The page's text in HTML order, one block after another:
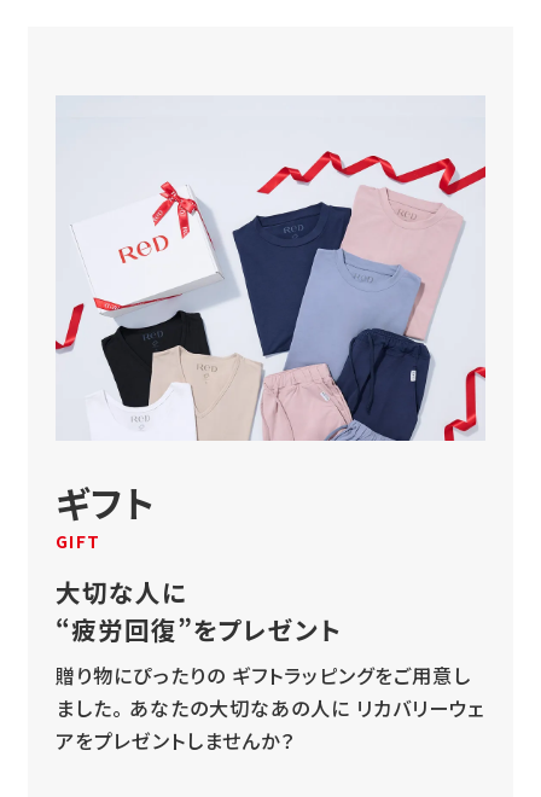
ギフト
GIFT
大切な人に
“疲労回復”をプレゼント
贈り物にぴったりの ギフトラッピングをご用意し
ました。 あなたの大切なあの人に リカバリーウェ
アをプレゼントしませんか？